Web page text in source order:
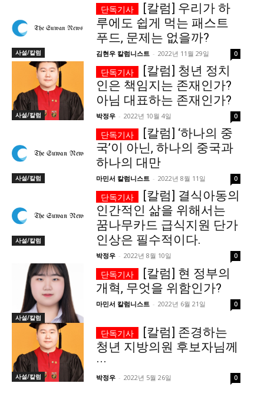
사설/칼럼
[칼럼] 우리가 하
루에도 쉽게 먹는 패스트
푸드, 문제는 없을까?
김현우 칼럼니스트 - 2022년 11월 29일 0
사설/칼럼
[칼럼] 청년 정치
인은 책임지는 존재인가?
아님 대표하는 존재인가?
박정우 - 2022년 10월 4일 0
사설/칼럼
[칼럼] ‘하나의 중
국’이 아닌, 하나의 중국과
하나의 대만
마민서 칼럼니스트 - 2022년 8월 11일 0
사설/칼럼
[칼럼] 결식아동의
인간적인 삶을 위해서는
꿈나무카드 급식지원 단가
인상은 필수적이다.
박정우 - 2022년 8월 10일 0
사설/칼럼
[칼럼] 현 정부의
개혁, 무엇을 위함인가?
마민서 칼럼니스트 - 2022년 6월 21일 0
사설/칼럼
[칼럼] 존경하는
청년 지방의원 후보자님께
···
박정우 - 2022년 5월 26일 0